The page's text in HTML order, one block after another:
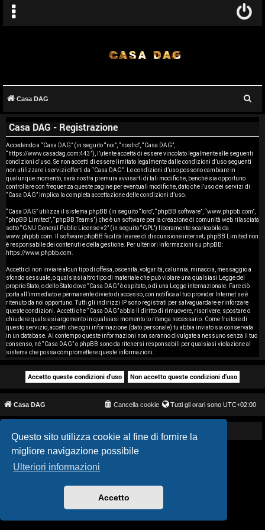
Questo sito utilizza cookie al fine di fornire la
migliore navigazione possibile
Ulteriori informazioni
Accetto
r
g
o
m
e
n
t
i
s
e
n
z
i
s
p
o
t
Casa DAG
Casa DAG - Registrazione
Accedendo a “Casa DAG” (in seguito “noi”, “nostro”, “Casa DAG”,
“https://www.casadag.com:443”), l’utente accetta di essere vincolato legalmente alle seguenti
condizioni d’uso. Se non accetti di essere limitato legalmente dalle condizioni d’uso seguenti
non utilizzare i servizi offerti da “Casa DAG”. Le condizioni d’uso possono cambiare in
qualunque momento, sarà nostra premura avvisarti di tali modifiche, benché sia opportuno
controllare con frequenza queste pagine per eventuali modifiche, dato che l’uso dei servizi di
“Casa DAG” implica la completa accettazione delle condizioni d’uso.
“Casa DAG” utilizza il sistema phpBB (in seguito “loro”, “phpBB software”, “www.phpbb.com”,
“phpBB Limited”, “phpBB Teams”) che è un software per la creazione di comunità web rilasciata
sotto “GNU General Public License v2” (in seguito “GPL”) liberamente scaricabile da
www.phpbb.com . Il software phpBB facilita le aree di discussione internet; phpBB Limited non
è responsabile dei contenuti e della gestione. Per ulteriori informazioni su phpBB:
https://www.phpbb.com
Accetti di non inviare alcun tipo di offesa, oscenità, volgarità, calunnia, minaccia, messaggio a
sfondo sessuale, o qualsiasi altro tipo di materiale che può violare una qualsiasi Legge del
proprio Stato, o dello Stato dove “Casa DAG” è ospitato, o di una Legge internazionale. Fare ciò
porta all’immediato e permanente divieto di accesso, con notifica al tuo provider Internet se è
ritenuto da noi opportuno. Tutti gli indirizzi IP sono registrati per salvaguardare e rinforzare
queste condizioni. Accetti che “Casa DAG” abbia il diritto di rimuovere, riscrivere, spostare o
chiudere qualsiasi argomento in qualsiasi momento lo ritenga necessario. Come fruitore di
questo servizio, accetti che ogni informazione (dato personale) tu abbia inviato sia conservata
in un database. Al contempo queste informazioni non saranno divulgate a nessuno senza il tuo
consenso, né “Casa DAG” o phpBB sono da ritenersi responsabili per qualsiasi violazione al
sistema che possa compromettere queste informazioni.
Casa DAG Tutti gli orari sono UTC+02:00
Cancella cookie